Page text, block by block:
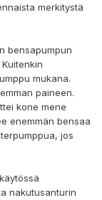
merkitystä
bensapumpun
mukana.
paineen.
kone mene
enemmän bensaa
jos
nakutusanturin